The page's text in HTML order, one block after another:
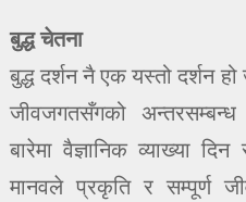
बुद्ध चेतना
बुद्ध दर्शन नै एक यस्तो दर्शन
जीवजगतसँगको अन्तरसम्बन्ध
बारेमा वैज्ञानिक व्याख्या
मानवले प्रकृति र सम्पूर्ण